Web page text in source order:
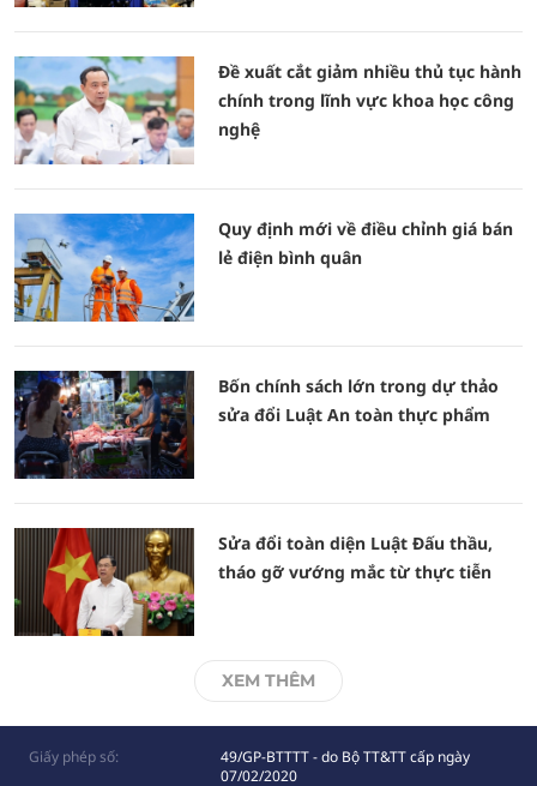
Đề xuất cắt giảm nhiều thủ tục hành
chính trong lĩnh vực khoa học công
nghệ
Quy định mới về điều chỉnh giá bán
lẻ điện bình quân
Bốn chính sách lớn trong dự thảo
sửa đổi Luật An toàn thực phẩm
Sửa đổi toàn diện Luật Đấu thầu,
tháo gỡ vướng mắc từ thực tiễn
XEM THÊM
Giấy phép số:
49/GP-BTTTT - do Bộ TT&TT cấp ngày
07/02/2020